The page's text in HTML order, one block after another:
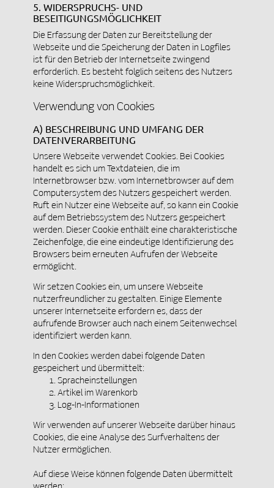
5. WIDERSPRUCHS- UND
BESEITIGUNGSMÖGLICHKEIT
Die Erfassung der Daten zur Bereitstellung der
Webseite und die Speicherung der Daten in Logfiles
ist für den Betrieb der Internetseite zwingend
erforderlich. Es besteht folglich seitens des Nutzers
keine Widerspruchsmöglichkeit.
Verwendung von Cookies
A) BESCHREIBUNG UND UMFANG DER
DATENVERARBEITUNG
Unsere Webseite verwendet Cookies. Bei Cookies
handelt es sich um Textdateien, die im
Internetbrowser bzw. vom Internetbrowser auf dem
Computersystem des Nutzers gespeichert werden.
Ruft ein Nutzer eine Webseite auf, so kann ein Cookie
auf dem Betriebssystem des Nutzers gespeichert
werden. Dieser Cookie enthält eine charakteristische
Zeichenfolge, die eine eindeutige Identifizierung des
Browsers beim erneuten Aufrufen der Webseite
ermöglicht.
Wir setzen Cookies ein, um unsere Webseite
nutzerfreundlicher zu gestalten. Einige Elemente
unserer Internetseite erfordern es, dass der
aufrufende Browser auch nach einem Seitenwechsel
identifiziert werden kann.
In den Cookies werden dabei folgende Daten
gespeichert und übermittelt:
Spracheinstellungen
Artikel im Warenkorb
Log-In-Informationen
Wir verwenden auf unserer Webseite darüber hinaus
Cookies, die eine Analyse des Surfverhaltens der
Nutzer ermöglichen.
Auf diese Weise können folgende Daten übermittelt